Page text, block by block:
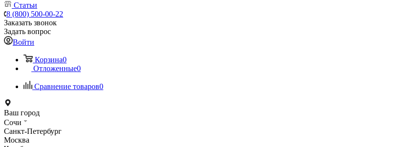
Статьи
8 (800) 500-00-22
Заказать звонок
Задать вопрос
Войти
Корзина0
Отложенные0
Сравнение товаров0
Ваш город
Сочи
Санкт-Петербург
Москва